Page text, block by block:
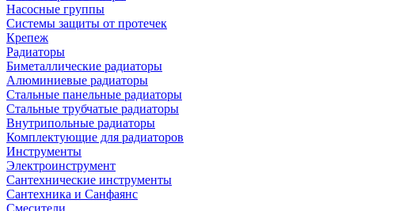
Насосные группы
Системы защиты от протечек
Крепеж
Радиаторы
Биметаллические радиаторы
Алюминиевые радиаторы
Стальные панельные радиаторы
Стальные трубчатые радиаторы
Внутрипольные радиаторы
Комплектующие для радиаторов
Инструменты
Электроинструмент
Сантехнические инструменты
Сантехника и Санфаянс
Смесители